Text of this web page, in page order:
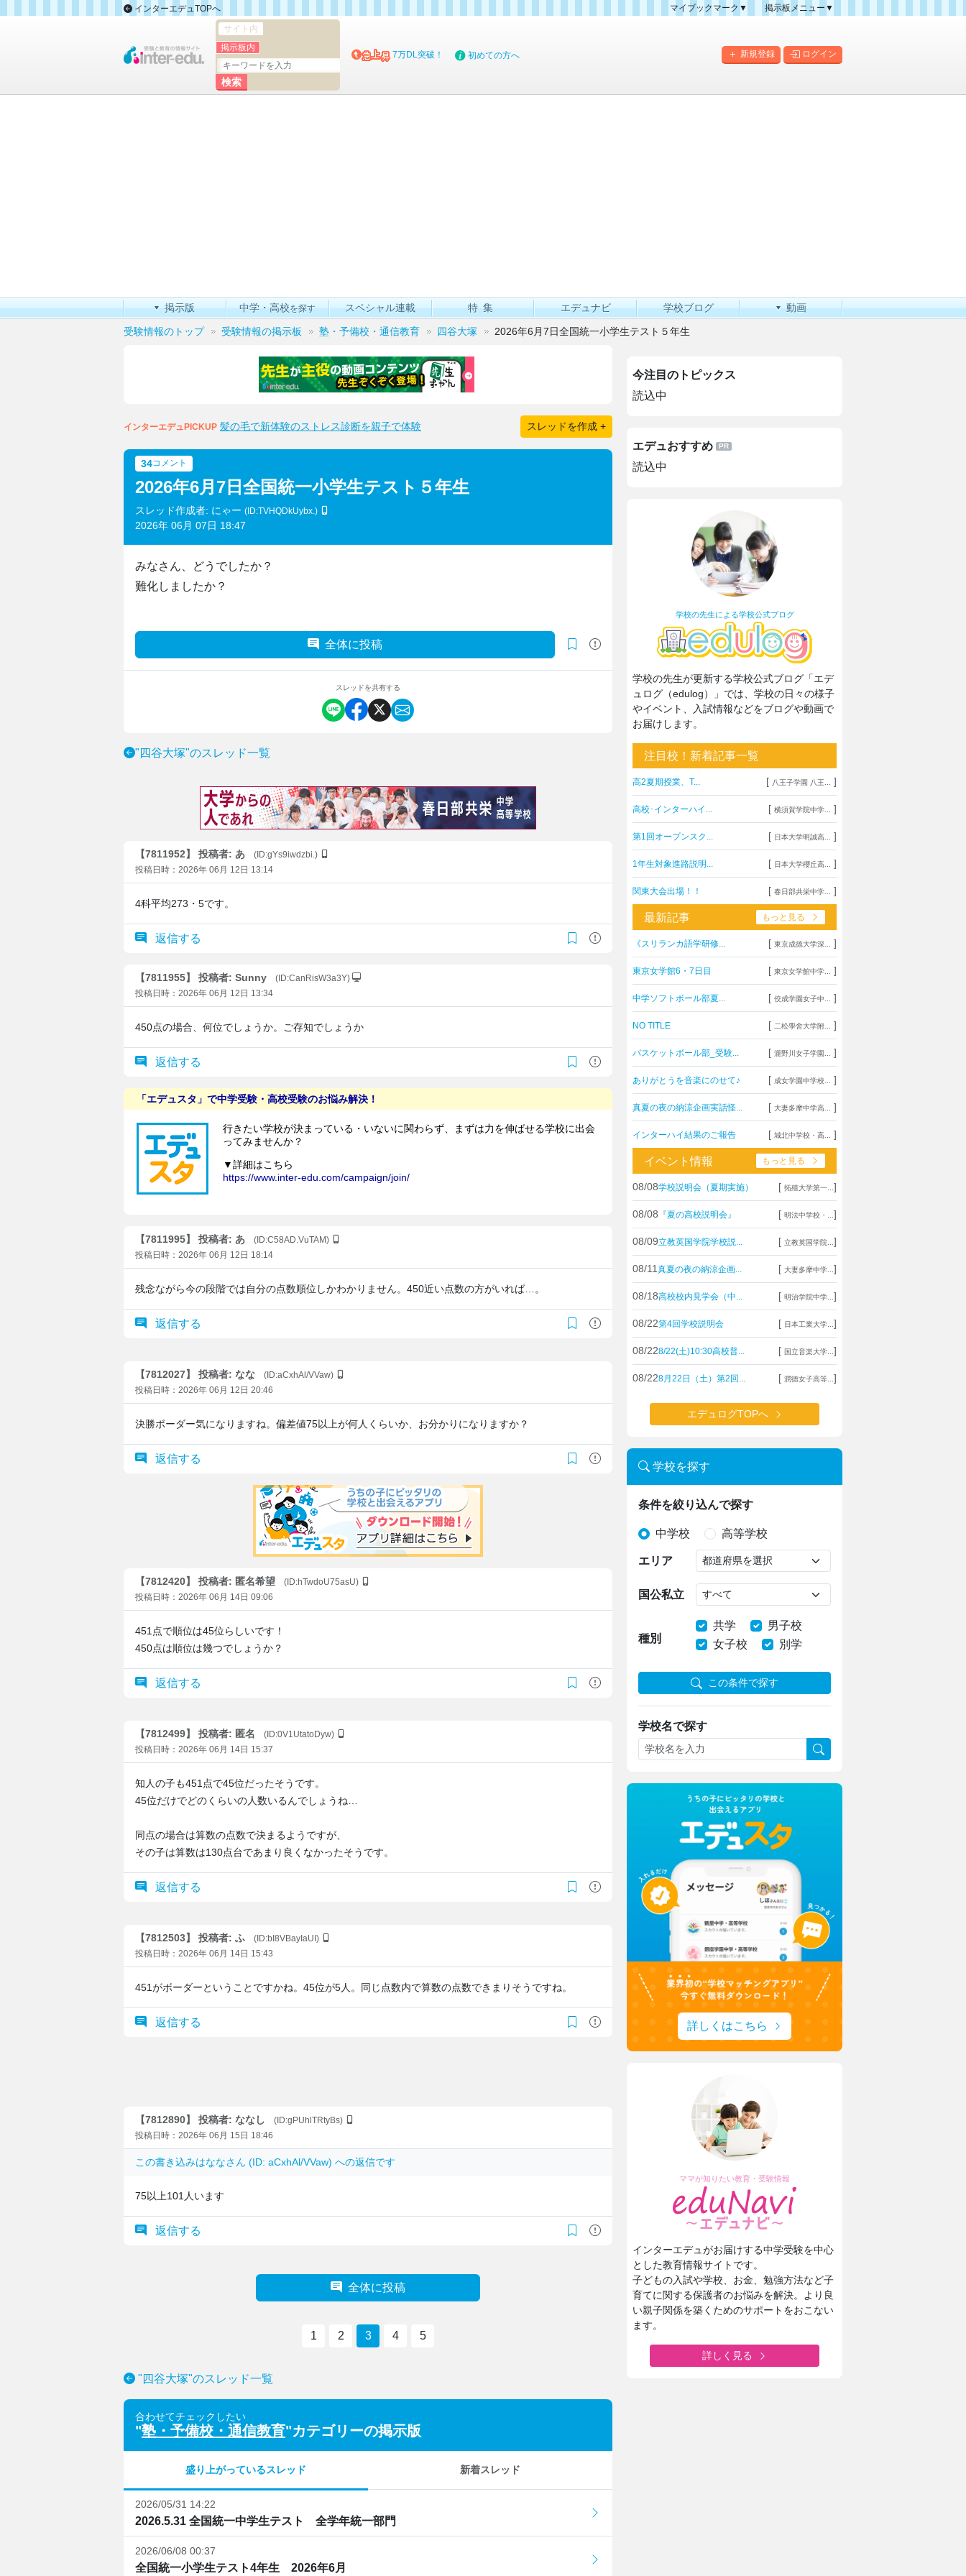
インターエデュTOPへ
マイブックマーク▼
掲示板メニュー▼
掲示板マップ
新規登録 ログイン
サイト内
掲示板内
7万DL突破！ 初めての方へ
掲示版 中学・高校を探す スペシャル連載 特集 エデュナビ 学校ブログ 動画
受験情報のトップ 受験情報の掲示板 塾・予備校・通信教育 四谷大塚 2026年6月7日全国統一小学生テスト５年生
インターエデュPICKUP 髪の毛で新体験のストレス診断を親子で体験 スレッドを作成 +
34コメント
2026年6月7日全国統一小学生テスト５年生
スレッド作成者: にゃー (ID:TVHQDkUybx.)
2026年 06月 07日 18:47
みなさん、どうでしたか？
難化しましたか？
全体に投稿
スレッドを共有する
"四谷大塚"のスレッド一覧
【7811952】 投稿者: あ
(ID:gYs9iwdzbi.)
投稿日時：2026年 06月 12日 13:14
4科平均273・5です。
返信する
【7811955】 投稿者: Sunny
(ID:CanRisW3a3Y)
投稿日時：2026年 06月 12日 13:34
450点の場合、何位でしょうか。ご存知でしょうか
返信する
【7811995】 投稿者: あ
(ID:C58AD.VuTAM)
投稿日時：2026年 06月 12日 18:14
残念ながら今の段階では自分の点数順位しかわかりません。450近い点数の方がいれば…。
返信する
【7812027】 投稿者: なな
(ID:aCxhAl/VVaw)
投稿日時：2026年 06月 12日 20:46
決勝ボーダー気になりますね。偏差値75以上が何人くらいか、お分かりになりますか？
返信する
【7812420】 投稿者: 匿名希望
(ID:hTwdoU75asU)
投稿日時：2026年 06月 14日 09:06
451点で順位は45位らしいです！
450点は順位は幾つでしょうか？
返信する
【7812499】 投稿者: 匿名
(ID:0V1UtatoDyw)
投稿日時：2026年 06月 14日 15:37
知人の子も451点で45位だったそうです。
45位だけでどのくらいの人数いるんでしょうね…
同点の場合は算数の点数で決まるようですが、
その子は算数は130点台であまり良くなかったそうです。
返信する
【7812503】 投稿者: ふ
(ID:bI8VBayIaUI)
投稿日時：2026年 06月 14日 15:43
451がボーダーということですかね。45位が5人。同じ点数内で算数の点数できまりそうですね。
返信する
【7812890】 投稿者: ななし
(ID:gPUhlTRtyBs)
投稿日時：2026年 06月 15日 18:46
この書き込みはななさん (ID: aCxhAl/VVaw) への返信です
75以上101人います
返信する
全体に投稿
1 2 3 4 5
"四谷大塚"のスレッド一覧
合わせてチェックしたい
"塾・予備校・通信教育"カテゴリーの掲示版
盛り上がっているスレッド 新着スレッド
2026/05/31 14:22
2026.5.31 全国統一中学生テスト 全学年統一部門
2026/06/08 00:37
全国統一小学生テスト4年生 2026年6月
今注目のトピックス
読込中
エデュおすすめ
読込中
学校の先生による学校公式ブログ
学校の先生が更新する学校公式ブログ「エデ
ュログ（edulog）」では、学校の日々の様子
やイベント、入試情報などをブログや動画で
お届けします。
注目校！新着記事一覧
高2夏期授業、T... [ 八王子学園 八王... ]
高校･インターハイ... [ 横須賀学院中学... ]
第1回オープンスク... [ 日本大学明誠高... ]
1年生対象進路説明... [ 日本大学櫻丘高... ]
関東大会出場！！ [ 春日部共栄中学... ]
最新記事 もっと見る
《スリランカ語学研修... [ 東京成徳大学深... ]
東京女学館6・7日目 [ 東京女学館中学... ]
中学ソフトボール部夏... [ 佼成学園女子中... ]
NO TITLE [ 二松學舍大学附... ]
バスケットボール部_受験... [ 瀧野川女子学園... ]
ありがとうを音楽にのせて♪ [ 成女学園中学校... ]
真夏の夜の納涼企画実話怪... [ 大妻多摩中学高... ]
インターハイ結果のご報告 [ 城北中学校・高... ]
イベント情報 もっと見る
08/08学校説明会（夏期実施） [ 拓殖大学第一... ]
08/08 『夏の高校説明会』 [ 明法中学校・... ]
08/09立教英国学院学校説... [ 立教英国学院... ]
08/11 真夏の夜の納涼企画... [ 大妻多摩中学... ]
08/18高校校内見学会（中... [ 明治学院中学... ]
08/22第4回学校説明会 [ 日本工業大学... ]
08/228/22(土)10:30高校普... [ 国立音楽大学... ]
08/228月22日（土）第2回... [ 潤徳女子高等... ]
エデュログTOPへ
学校を探す
条件を絞り込んで探す
中学校 高等学校
エリア
国公私立
種別
共学
男子校
女子校
別学
この条件で探す
学校名で探す
詳しくはこちら
ママが知りたい教育・受験情報
インターエデュがお届けする中学受験を中心
とした教育情報サイトです。
子どもの入試や学校、お金、勉強方法など子
育てに関する保護者のお悩みを解決。より良
い親子関係を築くためのサポートをおこない
ます。
詳しく見る